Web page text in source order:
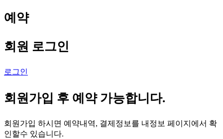
예약
회원 로그인
로그인
회원가입 후 예약 가능합니다.
회원가입 하시면 예약내역, 결제정보를 내정보 페이지에서 확
인할수 있습니다.